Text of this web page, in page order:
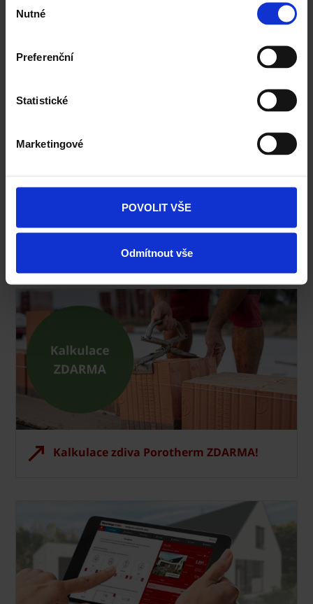
souhlasu
Nutné
Preferenční
Statistické
Marketingové
POVOLIT VŠE
Odmítnout vše
Kalkulace zdiva Porotherm ZDARMA!